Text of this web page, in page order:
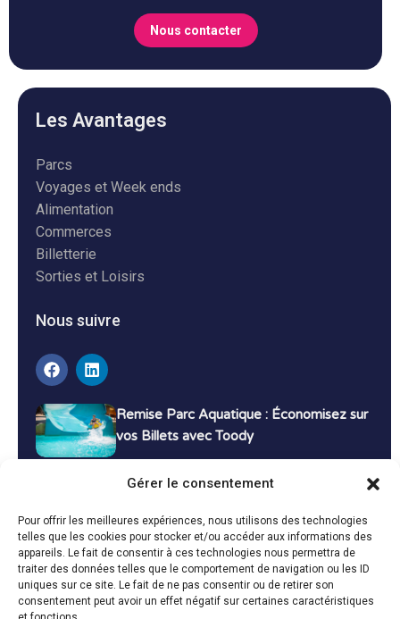
Gérer le consentement
Pour offrir les meilleures expériences, nous utilisons des technologies
telles que les cookies pour stocker et/ou accéder aux informations des
appareils. Le fait de consentir à ces technologies nous permettra de
traiter des données telles que le comportement de navigation ou les ID
uniques sur ce site. Le fait de ne pas consentir ou de retirer son
consentement peut avoir un effet négatif sur certaines caractéristiques
Nous contacter
Les Avantages
Parcs
Voyages et Week ends
Alimentation
Commerces
Billetterie
Sorties et Loisirs
Nous suivre
Remise Parc Aquatique : Économisez sur
vos Billets avec Toody
Bons Plans Voyage : Économisez sur vos
Vacances avec Toody
13 décembre 2024 Bon plans